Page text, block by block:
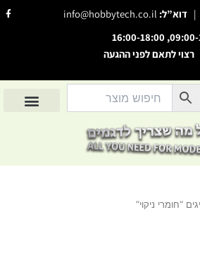
| דוא”ל: info@hobbytech.co.il
F
a
“חומרי ניקוי”